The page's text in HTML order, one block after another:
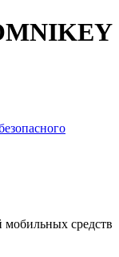
мобильных средств